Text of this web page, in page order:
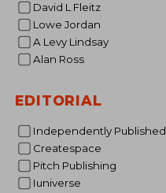
David L Fleitz
Lowe Jordan
A Levy Lindsay
Alan Ross
EDITORIAL
Independently Published
Createspace
Pitch Publishing
Iuniverse